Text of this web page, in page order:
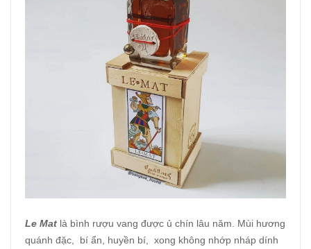
Le Mat là bình rượu vang được ủ chín lâu năm. Mùi hương
quánh đặc, bí ẩn, huyền bí, xong không nhớp nháp dính